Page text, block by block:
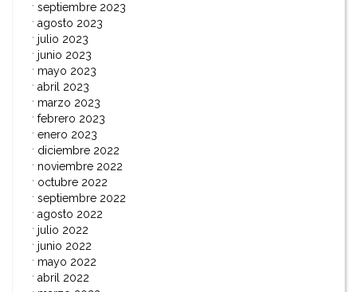
septiembre 2023
agosto 2023
julio 2023
junio 2023
mayo 2023
abril 2023
marzo 2023
febrero 2023
enero 2023
diciembre 2022
noviembre 2022
octubre 2022
septiembre 2022
agosto 2022
julio 2022
junio 2022
mayo 2022
abril 2022